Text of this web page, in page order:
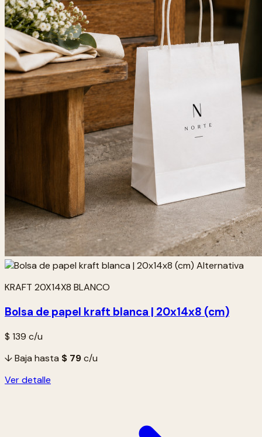
KRAFT 20X14X8 BLANCO
Bolsa de papel kraft blanca | 20x14x8 (cm)
$ 139 c/u
↓ Baja hasta $ 79c/u
Ver detalle